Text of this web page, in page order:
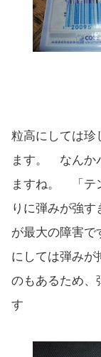
粒高にしては珍
ます。 なんか
ますね。 「テ
りに弾みが強
が最大の障害で
にしては弾みが
のもあるため、
す